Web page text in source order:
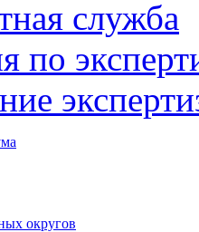
служба
по
округов